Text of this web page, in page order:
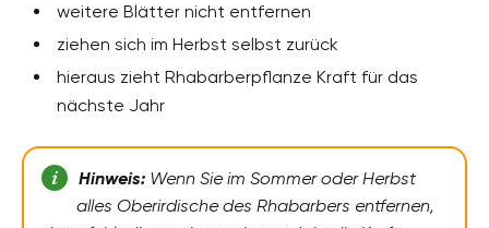
weitere Blätter nicht entfernen
ziehen sich im Herbst selbst zurück
hieraus zieht Rhabarberpflanze Kraft für das
nächste Jahr
Hinweis: Wenn Sie im Sommer oder Herbst
alles Oberirdische des Rhabarbers entfernen,